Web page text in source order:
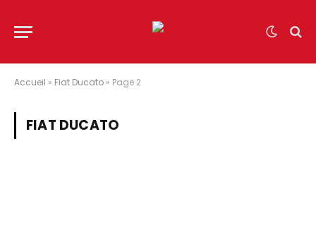
Accueil » Fiat Ducato » Page 2
FIAT DUCATO